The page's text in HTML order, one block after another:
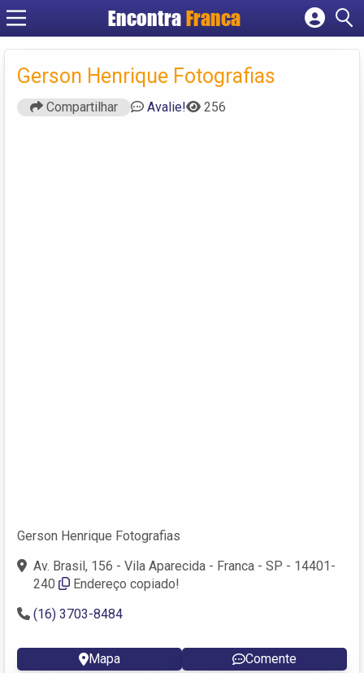
Encontra Franca
Cadastrar empresa
Criar conta
Gerson Henrique Fotografias
Compartilhar Avalie! 256
Gerson Henrique Fotografias
Av. Brasil, 156 - Vila Aparecida - Franca - SP - 14401-
240
Endereço copiado!
(16) 3703-8484
Mapa Comente